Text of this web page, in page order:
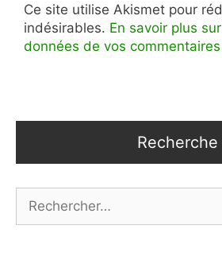
Ce site utilise Akismet pour
indésirables. En savoir plus
données de vos
Recherche